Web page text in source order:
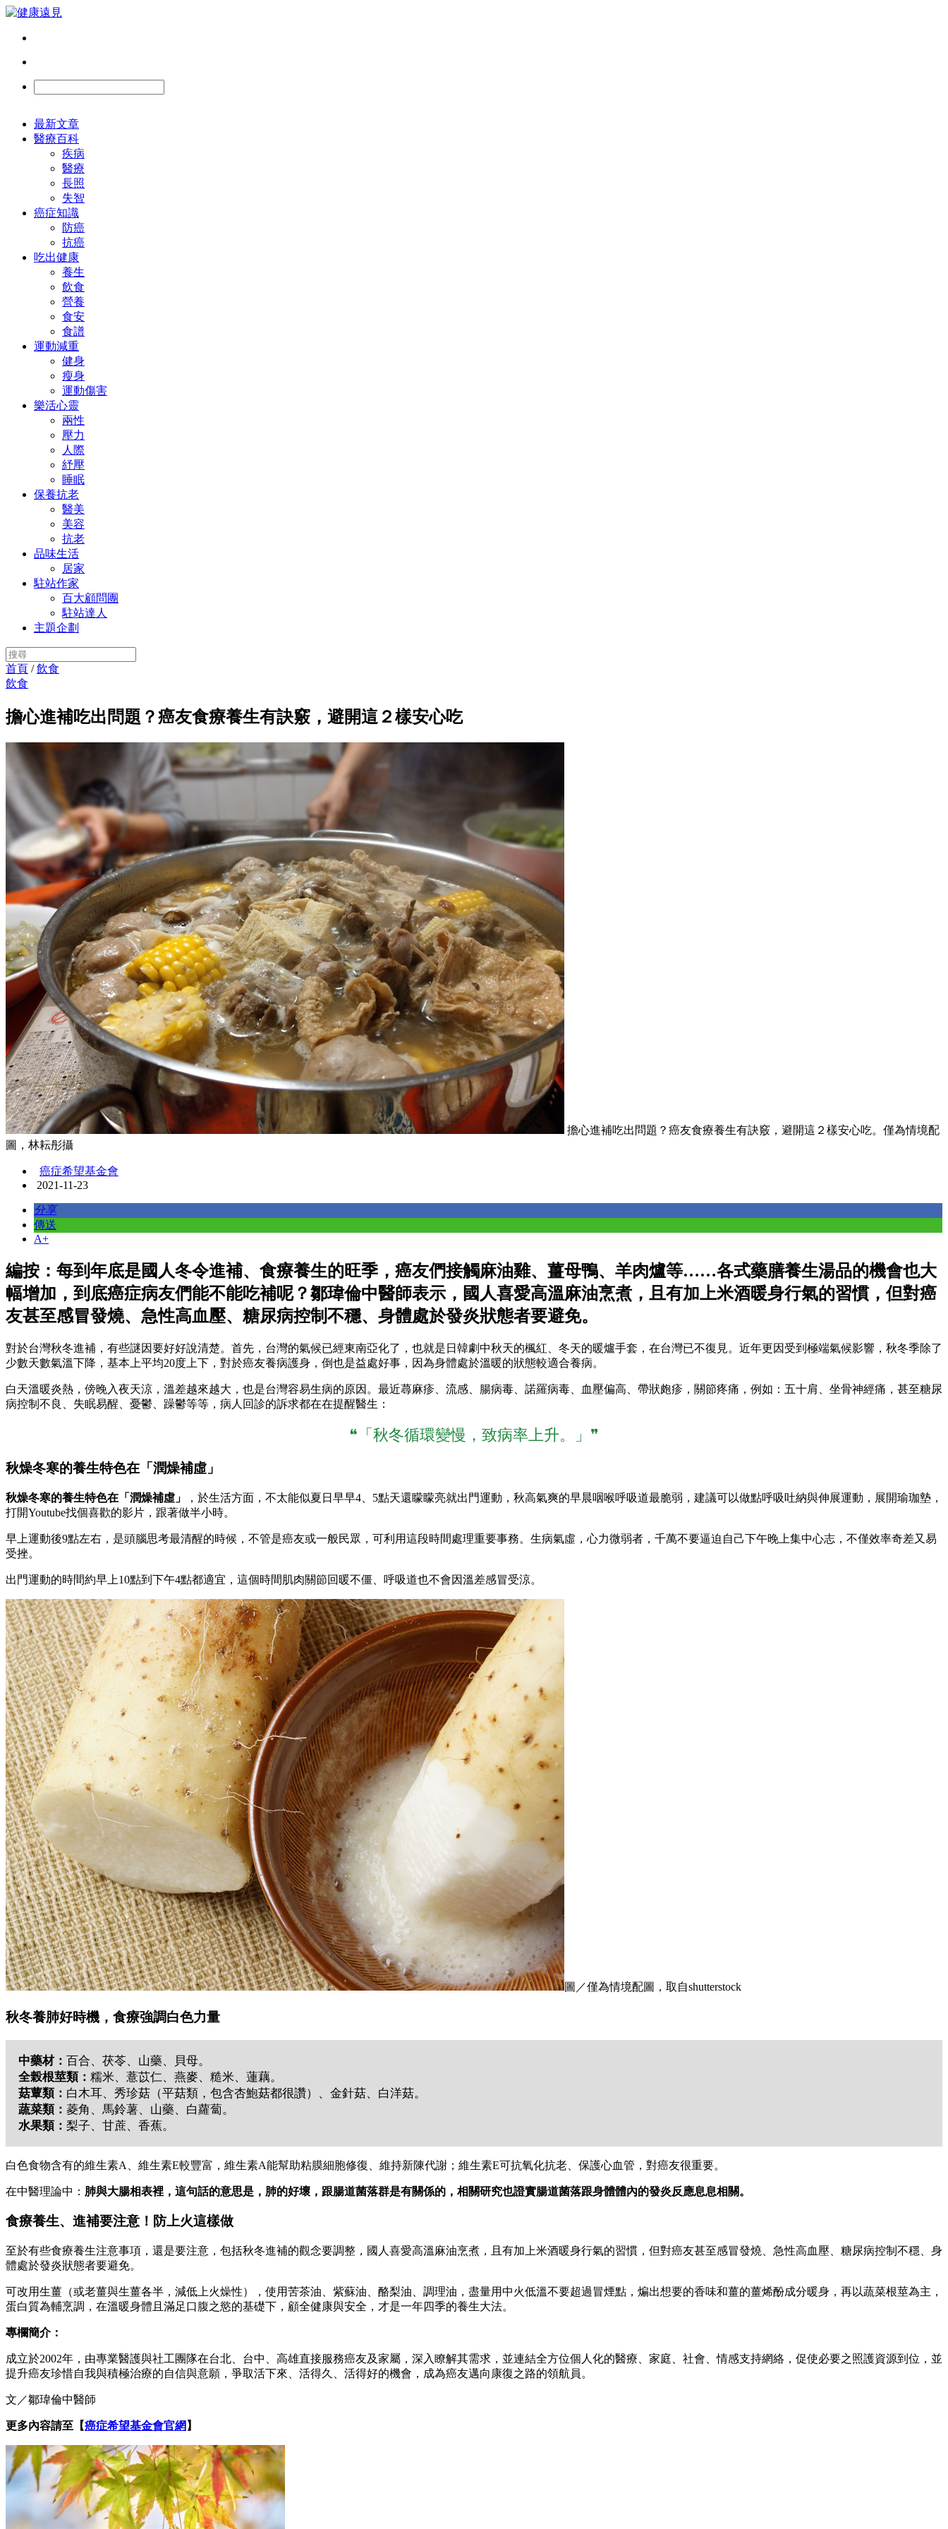
最新文章
醫療百科
疾病
醫療
長照
失智
癌症知識
防癌
抗癌
吃出健康
養生
飲食
營養
食安
食譜
運動減重
健身
瘦身
運動傷害
樂活心靈
兩性
壓力
人際
紓壓
睡眠
保養抗老
醫美
美容
抗老
品味生活
居家
駐站作家
百大顧問團
駐站達人
主題企劃
首頁 /飲食
飲食
擔心進補吃出問題？癌友食療養生有訣竅，避開這２樣安心吃
擔心進補吃出問題？癌友食療養生有訣竅，避開這２樣安心吃。僅為情境配
圖，林耘彤攝
癌症希望基金會
2021-11-23
分享
傳送
A+
編按：每到年底是國人冬令進補、食療養生的旺季，癌友們接觸麻油雞、薑母鴨、羊肉爐等……各式藥膳養生湯品的機會也大
幅增加，到底癌症病友們能不能吃補呢？鄒瑋倫中醫師表示，國人喜愛高溫麻油烹煮，且有加上米酒暖身行氣的習慣，但對癌
友甚至感冒發燒、急性高血壓、糖尿病控制不穩、身體處於發炎狀態者要避免。
對於台灣秋冬進補，有些謎因要好好說清楚。首先，台灣的氣候已經東南亞化了，也就是日韓劇中秋天的楓紅、冬天的暖爐手套，在台灣已不復見。近年更因受到極端氣候影響，秋冬季除了
少數天數氣溫下降，基本上平均20度上下，對於癌友養病護身，倒也是益處好事，因為身體處於溫暖的狀態較適合養病。
白天溫暖炎熱，傍晚入夜天涼，溫差越來越大，也是台灣容易生病的原因。最近蕁麻疹、流感、腸病毒、諾羅病毒、血壓偏高、帶狀皰疹，關節疼痛，例如：五十肩、坐骨神經痛，甚至糖尿
病控制不良、失眠易醒、憂鬱、躁鬱等等，病人回診的訴求都在在提醒醫生：
❝「秋冬循環變慢，致病率上升。」❞
秋燥冬寒的養生特色在「潤燥補虛」
秋燥冬寒的養生特色在「潤燥補虛」
，於生活方面，不太能似夏日早早4、5點天還矇矇亮就出門運動，秋高氣爽的早晨咽喉呼吸道最脆弱，建議可以做點呼吸吐納與伸展運動，展開瑜珈墊，
打開Youtube找個喜歡的影片，跟著做半小時。
早上運動後9點左右，是頭腦思考最清醒的時候，不管是癌友或一般民眾，可利用這段時間處理重要事務。生病氣虛，心力微弱者，千萬不要逼迫自己下午晚上集中心志，不僅效率奇差又易
受挫。
出門運動的時間約早上10點到下午4點都適宜，這個時間肌肉關節回暖不僵、呼吸道也不會因溫差感冒受涼。
圖／僅為情境配圖，取自shutterstock
秋冬養肺好時機，食療強調白色力量
中藥材： 百合、茯苓、山藥、貝母。
全榖根莖類： 糯米、薏苡仁、燕麥、糙米、蓮藕。
菇蕈類： 白木耳、秀珍菇（平菇類，包含杏鮑菇都很讚）、金針菇、白洋菇。
蔬菜類： 菱角、馬鈴薯、山藥、白蘿蔔。
水果類： 梨子、甘蔗、香蕉。
白色食物含有的維生素A、維生素E較豐富，維生素A能幫助粘膜細胞修復、維持新陳代謝；維生素E可抗氧化抗老、保護心血管，對癌友很重要。
在中醫理論中： 肺與大腸相表裡，這句話的意思是，肺的好壞，跟腸道菌落群是有關係的，相關研究也證實腸道菌落跟身體體內的發炎反應息息相關。
食療養生、進補要注意！防上火這樣做
至於有些食療養生注意事項，還是要注意，包括秋冬進補的觀念要調整，國人喜愛高溫麻油烹煮，且有加上米酒暖身行氣的習慣，但對癌友甚至感冒發燒、急性高血壓、糖尿病控制不穩、身
體處於發炎狀態者要避免。
可改用生薑（或老薑與生薑各半，減低上火燥性），使用苦茶油、紫蘇油、酪梨油、調理油，盡量用中火低溫不要超過冒煙點，煸出想要的香味和薑的薑烯酚成分暖身，再以蔬菜根莖為主，
蛋白質為輔烹調，在溫暖身體且滿足口腹之慾的基礎下，顧全健康與安全，才是一年四季的養生大法。
專欄簡介：
成立於2002年，由專業醫護與社工團隊在台北、台中、高雄直接服務癌友及家屬，深入瞭解其需求，並連結全方位個人化的醫療、家庭、社會、情感支持網絡，促使必要之照護資源到位，並
提升癌友珍惜自我與積極治療的自信與意願，爭取活下來、活得久、活得好的機會，成為癌友邁向康復之路的領航員。
文／鄒瑋倫中醫師
更多內容請至【癌症希望基金會官網 】